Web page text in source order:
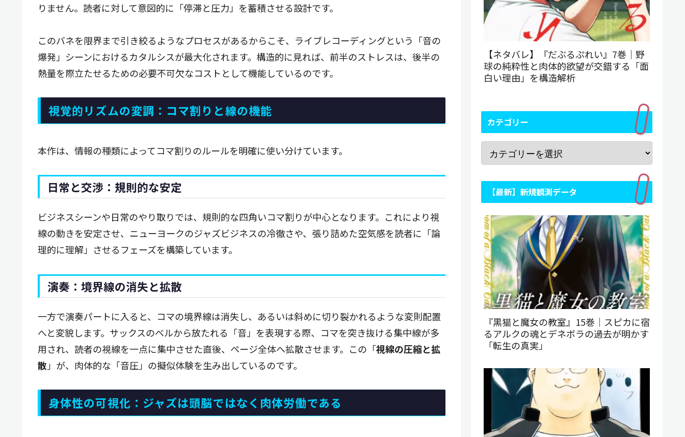
りません。読者に対して意図的に「停滞と圧力」を蓄積させる設計です。
このバネを限界まで引き絞るようなプロセスがあるからこそ、ライブレコーディングという「音の
爆発」シーンにおけるカタルシスが最大化されます。構造的に見れば、前半のストレスは、後半の
熱量を際立たせるための必要不可欠なコストとして機能しているのです。
視覚的リズムの変調：コマ割りと線の機能
本作は、情報の種類によってコマ割りのルールを明確に使い分けています。
日常と交渉：規則的な安定
ビジネスシーンや日常のやり取りでは、規則的な四角いコマ割りが中心となります。これにより視
線の動きを安定させ、ニューヨークのジャズビジネスの冷徹さや、張り詰めた空気感を読者に「論
理的に理解」させるフェーズを構築しています。
演奏：境界線の消失と拡散
一方で演奏パートに入ると、コマの境界線は消失し、あるいは斜めに切り裂かれるような変則配置
へと変貌します。サックスのベルから放たれる「音」を表現する際、コマを突き抜ける集中線が多
用され、読者の視線を一点に集中させた直後、ページ全体へ拡散させます。この「視線の圧縮と拡
散 」が、肉体的な「音圧」の擬似体験を生み出しているのです。
身体性の可視化：ジャズは頭脳ではなく肉体労働である
【ネタバレ】『だぶるぷれい』7巻｜野
球の純粋性と肉体的欲望が交錯する「面
白い理由」を構造解析
カテゴリー
【最新】新規観測データ
『黒猫と魔女の教室』15巻｜スピカに宿
るアルクの魂とデネボラの過去が明かす
「転生の真実」